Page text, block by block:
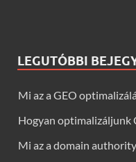
LEGUTÓBBI
Mi az a GEO
Hogyan optimalizáljunk
Mi az a domain